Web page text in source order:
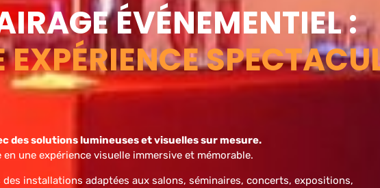
ÉVÉNEMENTIEL :
EXPÉRIENCE
des solutions lumineuses et visuelles sur mesure.
une expérience visuelle immersive et mémorable.
installations adaptées aux salons, séminaires, concerts, expositions,